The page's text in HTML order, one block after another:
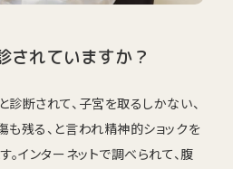
されていますか？
断されて、子宮を取るしかない、
残る、と言われ精神的ショックを
。インターネットで調べられて、腹